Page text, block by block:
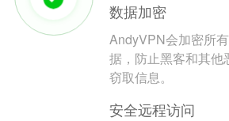
数据加密
AndyVPN会加密所
据，防止黑客和其他
窃取信息。
安全远程访问